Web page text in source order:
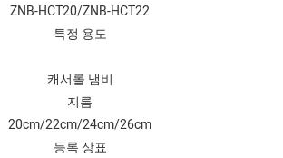
ZNB-HCT20/ZNB-HCT22
특정 용도
캐서롤 냄비
지름
20cm/22cm/24cm/26cm
등록 상표